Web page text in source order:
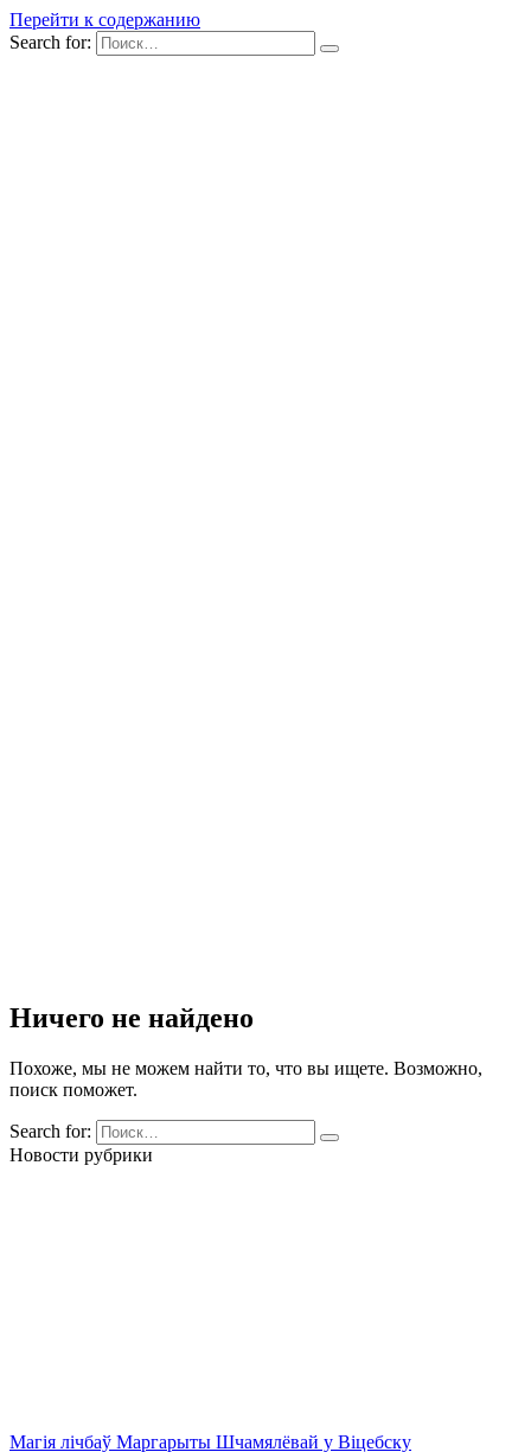
Перейти к содержанию
Search for:
Ничего не найдено
Похоже, мы не можем найти то, что вы ищете. Возможно,
поиск поможет.
Search for:
Новости рубрики
Магія лічбаў Маргарыты Шчамялёвай у Віцебску